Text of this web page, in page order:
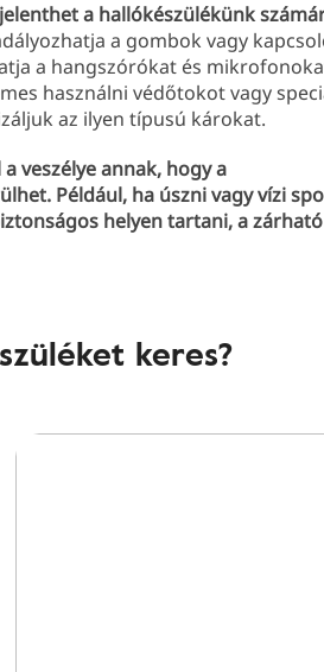
a hallókészülékünk
a gombok vagy
a hangszórókat és
használni védőtokot vagy
az ilyen típusú károkat.
veszélye annak, hogy a
Például, ha úszni vagy vízi
helyen tartani, a zárható
keres?